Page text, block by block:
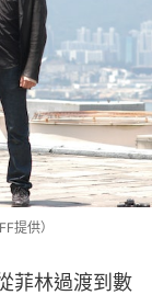
提供）
菲林過渡到數